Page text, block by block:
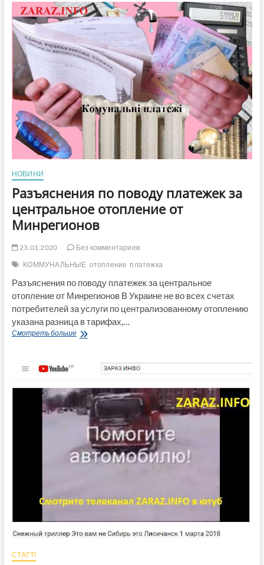
год
платить
абонплату
за
отопление,
воду
и
сколько
соберут
и
куда
потратят
НОВИНИ
Разъяснения по поводу платежек за
центральное отопление от
Минрегионов
23.01.2020
Без комментариев
КОММУНАЛЬНЫЕ отопление платежка
Разъяснения по поводу платежек за центральное
отопление от Минрегионов В Украине не во всех счетах
потребителей за услуги по централизованному отоплению
указана разница в тарифах,…
Смотреть большеРазъяснения
платежек
центральное
отопление
от
Минрегионов
СТАТТІ